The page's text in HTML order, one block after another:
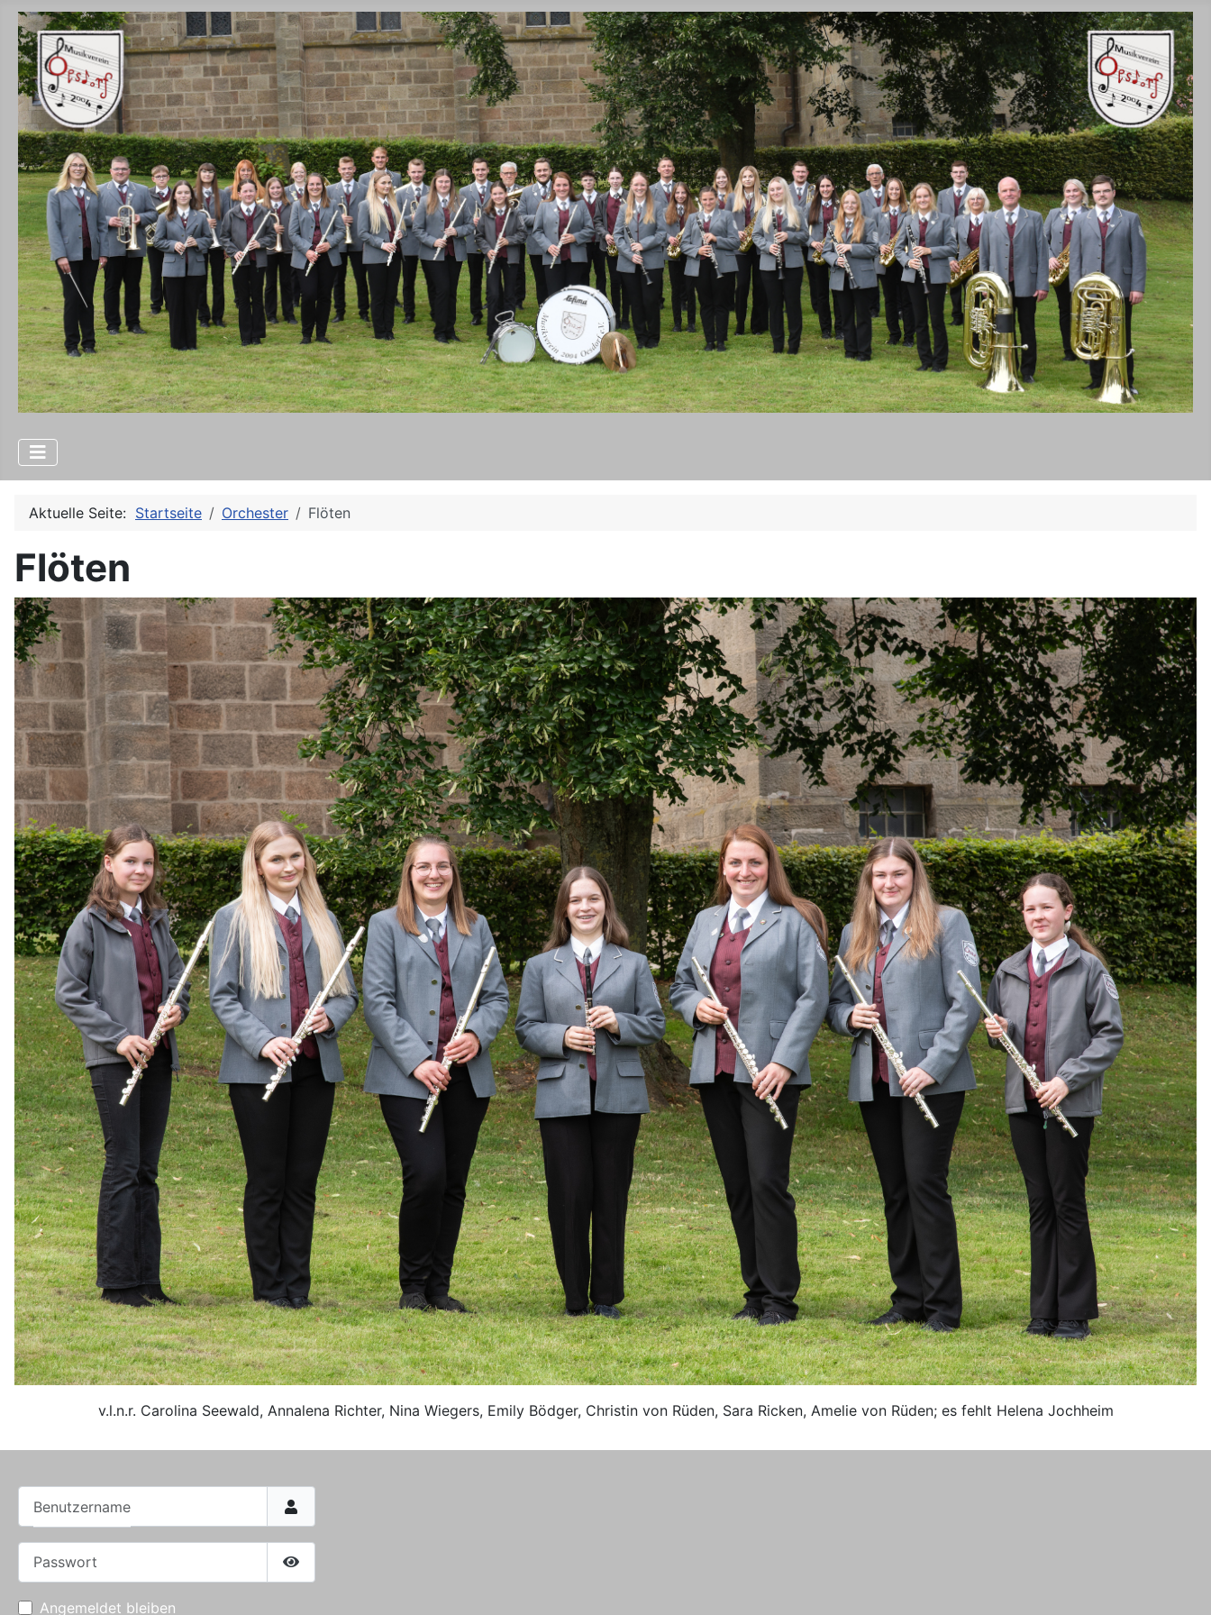
Aktuelle Seite: Startseite Orchester Flöten
Flöten
v.l.n.r. Carolina Seewald, Annalena Richter, Nina Wiegers, Emily Bödger, Christin von Rüden, Sara Ricken, Amelie von Rüden; es fehlt Helena Jochheim
Passwort anzeigen
Angemeldet bleiben